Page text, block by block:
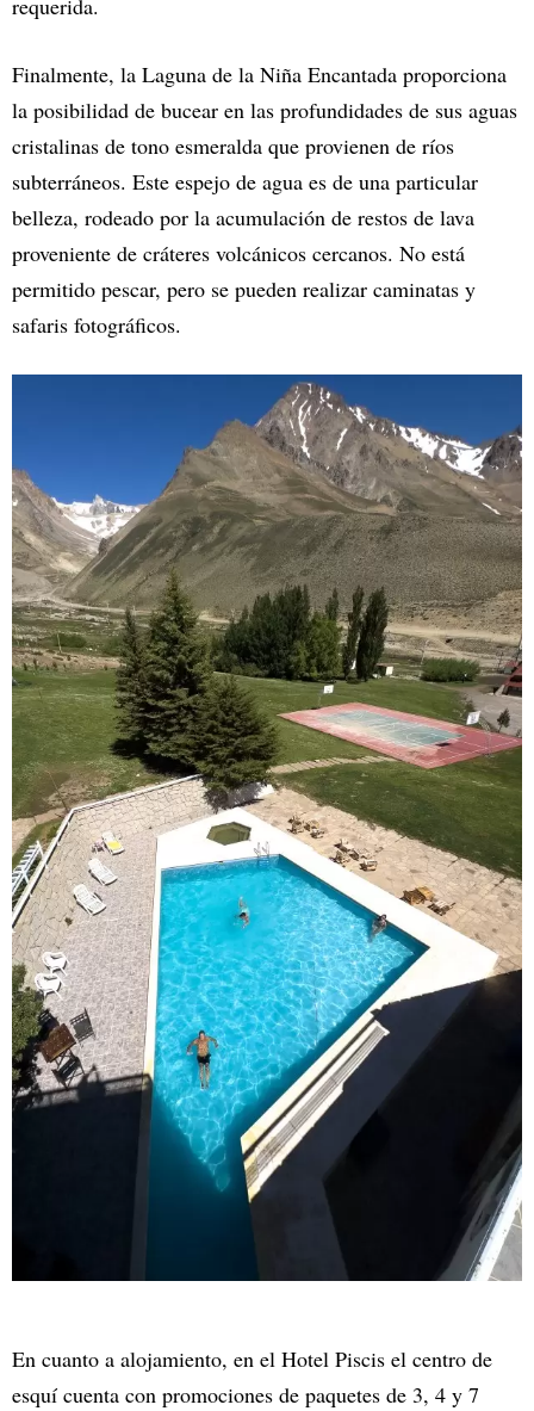
requerida.
Finalmente, la Laguna de la Niña Encantada proporciona
la posibilidad de bucear en las profundidades de sus aguas
cristalinas de tono esmeralda que provienen de ríos
subterráneos. Este espejo de agua es de una particular
belleza, rodeado por la acumulación de restos de lava
proveniente de cráteres volcánicos cercanos. No está
permitido pescar, pero se pueden realizar caminatas y
safaris fotográficos.
En cuanto a alojamiento, en el Hotel Piscis el centro de
esquí cuenta con promociones de paquetes de 3, 4 y 7